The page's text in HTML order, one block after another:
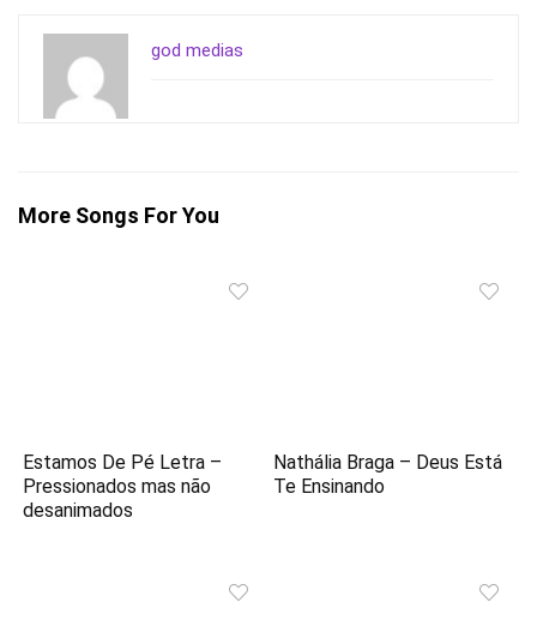
god medias
More Songs For You
Estamos De Pé Letra –
Pressionados mas não
desanimados
Nathália Braga – Deus Está
Te Ensinando